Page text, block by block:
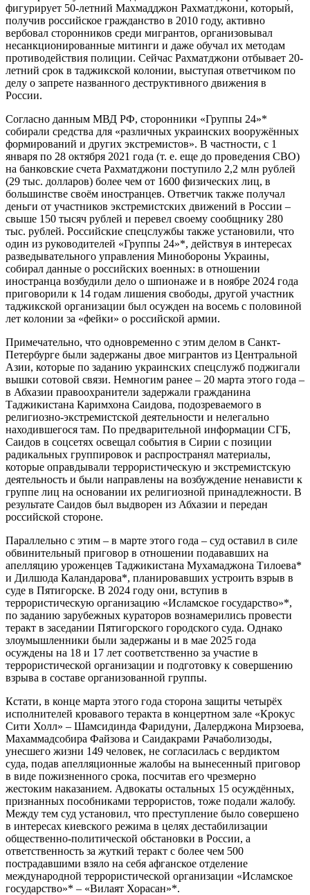
фигурирует 50-летний Махмадджон Рахматджони, который,
получив российское гражданство в 2010 году, активно
вербовал сторонников среди мигрантов, организовывал
несанкционированные митинги и даже обучал их методам
противодействия полиции. Сейчас Рахматджони отбывает 20-
летний срок в таджикской колонии, выступая ответчиком по
делу о запрете названного деструктивного движения в
России.
Согласно данным МВД РФ, сторонники «Группы 24»*
собирали средства для «различных украинских вооружённых
формирований и других экстремистов». В частности, с 1
января по 28 октября 2021 года (т. е. еще до проведения СВО)
на банковские счета Рахматджони поступило 2,2 млн рублей
(29 тыс. долларов) более чем от 1600 физических лиц, в
большинстве своём иностранцев. Ответчик также получал
деньги от участников экстремистских движений в России –
свыше 150 тысяч рублей и перевел своему сообщнику 280
тыс. рублей. Российские спецслужбы также установили, что
один из руководителей «Группы 24»*, действуя в интересах
разведывательного управления Минобороны Украины,
собирал данные о российских военных: в отношении
иностранца возбудили дело о шпионаже и в ноябре 2024 года
приговорили к 14 годам лишения свободы, другой участник
таджикской организации был осужден на восемь с половиной
лет колонии за «фейки» о российской армии.
Примечательно, что одновременно с этим делом в Санкт-
Петербурге были задержаны двое мигрантов из Центральной
Азии, которые по заданию украинских спецслужб поджигали
вышки сотовой связи. Немногим ранее – 20 марта этого года –
в Абхазии правоохранители задержали гражданина
Таджикистана Каримхона Саидова, подозреваемого в
религиозно-экстремистской деятельности и нелегально
находившегося там. По предварительной информации СГБ,
Саидов в соцсетях освещал события в Сирии с позиции
радикальных группировок и распространял материалы,
которые оправдывали террористическую и экстремистскую
деятельность и были направлены на возбуждение ненависти к
группе лиц на основании их религиозной принадлежности. В
результате Саидов был выдворен из Абхазии и передан
российской стороне.
Параллельно с этим – в марте этого года – суд оставил в силе
обвинительный приговор в отношении подававших на
апелляцию уроженцев Таджикистана Мухамаджона Тилоева*
и Дилшода Каландарова*, планировавших устроить взрыв в
суде в Пятигорске. В 2024 году они, вступив в
террористическую организацию «Исламское государство»*,
по заданию зарубежных кураторов вознамерились провести
теракт в заседании Пятигорского городского суда. Однако
злоумышленники были задержаны и в мае 2025 года
осуждены на 18 и 17 лет соответственно за участие в
террористической организации и подготовку к совершению
взрыва в составе организованной группы.
Кстати, в конце марта этого года сторона защиты четырёх
исполнителей кровавого теракта в концертном зале «Крокус
Сити Холл» – Шамсидинда Фаридуни, Далерджона Мирзоева,
Махаммадсобира Файзова и Саидакрами Рачаболизоды,
унесшего жизни 149 человек, не согласилась с вердиктом
суда, подав апелляционные жалобы на вынесенный приговор
в виде пожизненного срока, посчитав его чрезмерно
жестоким наказанием. Адвокаты остальных 15 осуждённых,
признанных пособниками террористов, тоже подали жалобу.
Между тем суд установил, что преступление было совершено
в интересах киевского режима в целях дестабилизации
общественно-политической обстановки в России, а
ответственность за жуткий теракт с более чем 500
пострадавшими взяло на себя афганское отделение
международной террористической организации «Исламское
государство»* – «Вилаят Хорасан»*.